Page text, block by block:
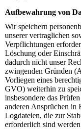
Aufbewahrung von
Wir speichern
unserer vertraglichen
Verpflichtungen
Löschung oder
dadurch nicht unser
zwingenden Gründen
Vorliegen eines
GVO) weiterhin zu
insbesondere das
anderen Ansprüchen in
Logdateien, die zur
erforderlich sind